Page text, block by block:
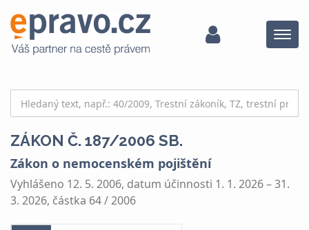
Menu
ZÁKON Č. 187/2006 SB.
Zákon o nemocenském pojištění
Vyhlášeno 12. 5. 2006, datum účinnosti 1. 1. 2026 – 31.
3. 2026, částka 64 / 2006